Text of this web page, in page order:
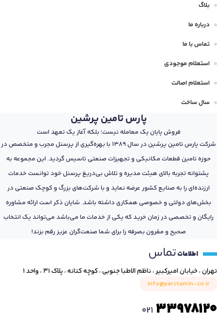
بلاگ
درباره ما
تماس با ما
استعلام موجودی
استعلام اصالت
سال ساخت
پارس تامین پرشین
فروش پایان یک معامله نیست؛ بلکه آغاز یک تعهد است
شرکت پارس تامین پرشین در سال 1389 با بهره‌گیری از پرسنل مجرب و متخصص در
حوزه تامین قطعات مکانیکی و تجهیزات صنعتی تاسیس گردید. این مجموعه به
پشتوانه تجربه بالای هیئت مدیره و تلاش بی‌دریغ پرسنل خود توانست خدمات
ارزنده‌ای را به صنایع کشور عرضه نماید و با شرکت‌های بزرگ و کوچک صنعتی در
بخش‌های دولتی و خصوصی همکاری داشته باشد. شایان ذکر است ارائه مشاوره
رایگان و تخصصی در زمان خرید که یکی از خدمات ما می‌باشد می‌تواند یک انتخاب
صحیح و مقرون بصرفه را برای شما صنعت‌گران عزیز رقم بزند!
اطلاعاتتماس
تهران ، خیابان امیرکبیر ، ناظم الاطبا جنوبی ، کوچه کتانه ، پلاک ۳۱ ، واحد ۱
info@parstamin-co.ir
021 33978120